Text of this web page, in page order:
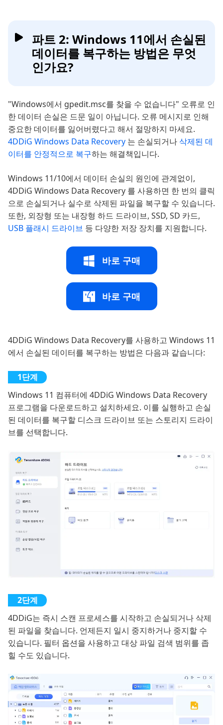
파트 2: Windows 11에서 손실된
데이터를 복구하는 방법은 무엇
인가요?
"Windows에서 gpedit.msc를 찾을 수 없습니다" 오류로 인
한 데이터 손실은 드문 일이 아닙니다. 오류 메시지로 인해
중요한 데이터를 잃어버렸다고 해서 절망하지 마세요.
4DDiG Windows Data Recovery 는 손실되거나삭제된 데
이터를 안정적으로 복구하는 해결책입니다.
Windows 11/10에서 데이터 손실의 원인에 관계없이,
4DDiG Windows Data Recovery 를 사용하면 한 번의 클릭
으로 손실되거나 실수로 삭제된 파일을 복구할 수 있습니다.
또한, 외장형 또는 내장형 하드 드라이브, SSD, SD 카드,
USB 플래시 드라이브 등 다양한 저장 장치를 지원합니다.
바로 구매
바로 구매
4DDiG Windows Data Recovery를 사용하고 Windows 11
에서 손실된 데이터를 복구하는 방법은 다음과 같습니다:
Windows 11 컴퓨터에 4DDiG Windows Data Recovery
프로그램을 다운로드하고 설치하세요. 이를 실행하고 손실
된 데이터를 복구할 디스크 드라이브 또는 스토리지 드라이
브를 선택합니다.
4DDiG는 즉시 스캔 프로세스를 시작하고 손실되거나 삭제
된 파일을 찾습니다. 언제든지 일시 중지하거나 중지할 수
있습니다. 필터 옵션을 사용하고 대상 파일 검색 범위를 좁
힐 수도 있습니다.